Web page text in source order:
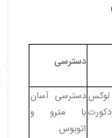
دسترسی
لوکسدسترسی آسان
با مترو و
اتوبوس